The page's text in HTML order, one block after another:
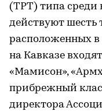
(ТРТ) типа среди
действуют шесть
расположенных в
на Кавказе
«Мамисон»,
прибрежный
директора